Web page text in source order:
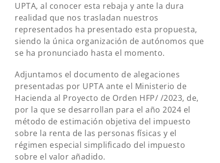
UPTA, al conocer esta rebaja y ante la dura
realidad que nos trasladan nuestros
representados ha presentado esta propuesta,
siendo la única organización de autónomos que
se ha pronunciado hasta el momento.
Adjuntamos el documento de alegaciones
presentadas por UPTA ante el Ministerio de
Hacienda al Proyecto de Orden HFP/ /2023, de,
por la que se desarrollan para el año 2024 el
método de estimación objetiva del impuesto
sobre la renta de las personas físicas y el
régimen especial simplificado del impuesto
sobre el valor añadido.